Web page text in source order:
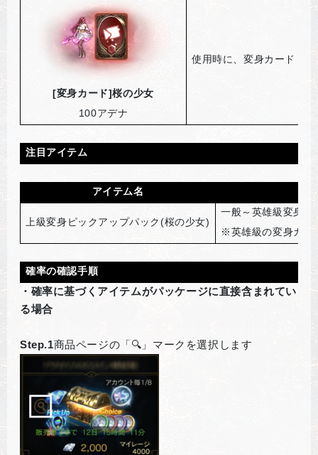
[変身カード]桜の少女
100アデナ
使用時に、変身カード「
注目アイテム
アイテム名
上級変身ピックアップパック(桜の少女)
一般～英雄級変身
※英雄級の変身カー
確率の確認手順
・確率に基づくアイテムがパッケージに直接含まれてい
る場合
Step.1商品ページの「🔍」マークを選択します